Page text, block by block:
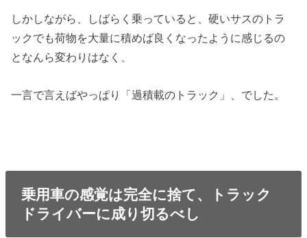
しかしながら、しばらく乗っていると、硬いサスのトラ
ックでも荷物を大量に積めば良くなったように感じるの
となんら変わりはなく、
一言で言えばやっぱり「過積載のトラック」、でした。
乗用車の感覚は完全に捨て、トラック
ドライバーに成り切るべし